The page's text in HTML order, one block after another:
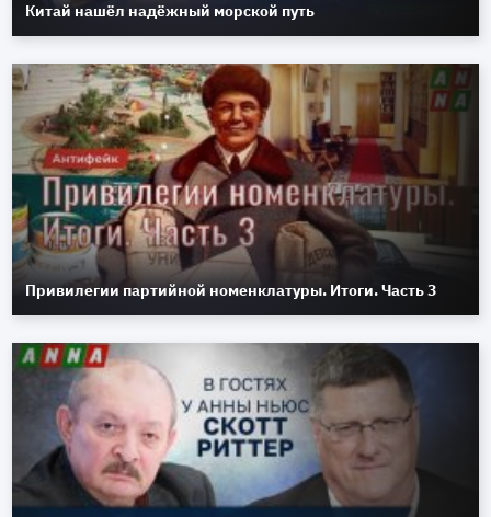
Китай нашёл надёжный морской путь
Привилегии партийной номенклатуры. Итоги. Часть 3